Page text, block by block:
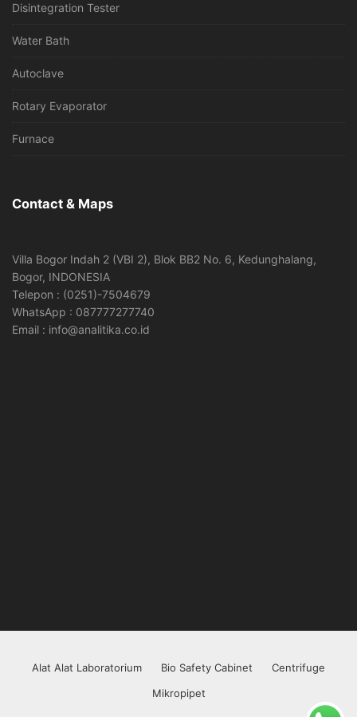
Disintegration Tester
Water Bath
Autoclave
Rotary Evaporator
Furnace
Contact & Maps
Villa Bogor Indah 2 (VBI 2), Blok BB2 No. 6, Kedunghalang,
Bogor, INDONESIA
Telepon : (0251)-7504679
WhatsApp : 087777277740
Email : info@analitika.co.id
Alat Alat Laboratorium Bio Safety Cabinet
Centrifuge
Mikropipet